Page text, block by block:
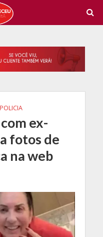
POLICIA
ex-
fotos de
na web